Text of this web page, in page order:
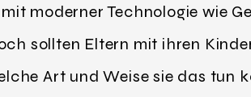
moderner Technologie wie
sollten Eltern mit ihren
Art und Weise sie das tun